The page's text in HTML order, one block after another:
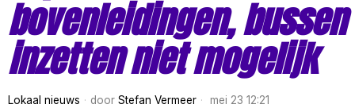
bovenleidingen, bussen
inzetten niet mogelijk
Lokaal nieuws door Stefan Vermeer mei 23 12:21